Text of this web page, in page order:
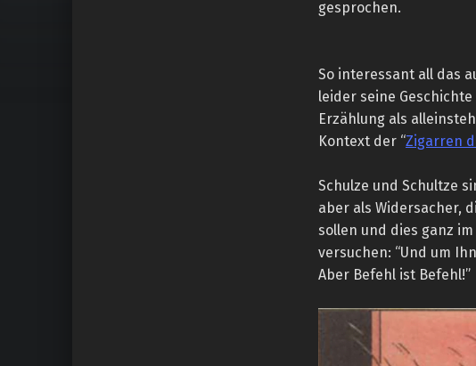
gesprochen.
So interessant all das
leider seine
Erzählung als
Kontext der “Zigarren
Schulze und Schultze
aber als Widersacher,
sollen und dies ganz
versuchen: “Und um
Aber Befehl ist Befehl!”